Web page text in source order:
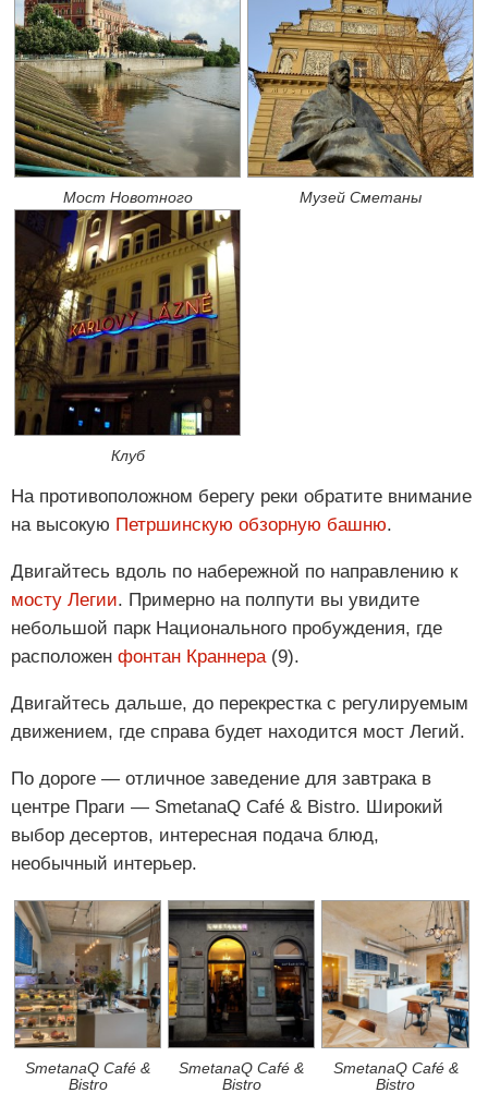
Мост Новотного Музей Сметаны
Клуб
На противоположном берегу реки обратите внимание
на высокую Петршинскую обзорную башню.
Двигайтесь вдоль по набережной по направлению к
мосту Легии. Примерно на полпути вы увидите
небольшой парк Национального пробуждения, где
расположен фонтан Краннера(9).
Двигайтесь дальше, до перекрестка с регулируемым
движением, где справа будет находится мост Легий.
По дороге — отличное заведение для завтрака в
центре Праги — SmetanaQ Café & Bistro. Широкий
выбор десертов, интересная подача блюд,
необычный интерьер.
SmetanaQ Café &
Bistro
SmetanaQ Café &
Bistro
SmetanaQ Café &
Bistro